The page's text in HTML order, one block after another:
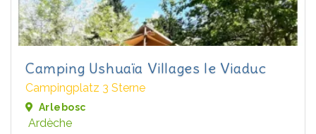
Camping Ushuaïa Villages le Viaduc
Campingplatz 3 Sterne
Arlebosc
Ardèche